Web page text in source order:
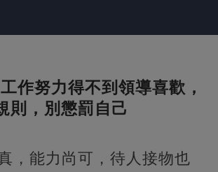
作努力得不到領導喜歡，
則，別懲罰自己
，能力尚可，待人接物也